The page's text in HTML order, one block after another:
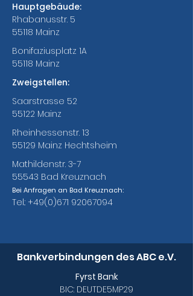
Hauptgebäude:
Rhabanusstr. 5
55118 Mainz
Bonifaziusplatz 1A
55118 Mainz
Zweigstellen:
Saarstrasse 52
55122 Mainz
Rheinhessenstr. 13
55129 Mainz Hechtsheim
Mathildenstr. 3-7
55543 Bad Kreuznach
Bei Anfragen an Bad Kreuznach:
Tel.: +49(0)671 92067094
Bankverbindungen des ABC e.V.
Fyrst Bank
BIC: DEUTDE5MP29